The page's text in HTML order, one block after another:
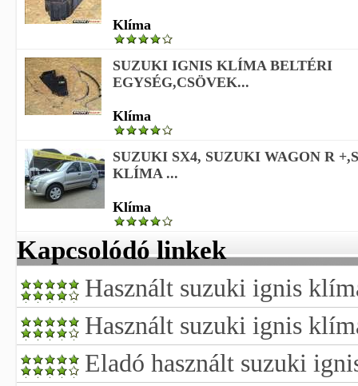
Klíma
SUZUKI IGNIS KLÍMA BELTÉRI
EGYSÉG,CSÖVEK...
Klíma
SUZUKI SX4, SUZUKI WAGON R
KLÍMA ...
Klíma
Kapcsolódó linkek
Használt suzuki ignis
Használt suzuki ignis
Eladó használt suzuki